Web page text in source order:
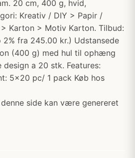
20 cm, 400 g, hvid,
Kreativ / DIY > Papir /
Karton > Motiv Karton. Tilbud:
fra 245.00 kr.) Udstansede
(400 g) med hul til ophæng
a 20 stk. Features:
5x20 pc/ 1 pack Køb hos
side kan være genereret